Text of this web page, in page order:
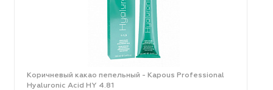
Коричневый какао пепельный - Kapous Professional
Hyaluronic Acid HY 4.81